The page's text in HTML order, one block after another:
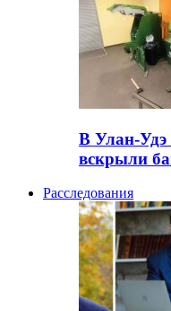
В Улан-Удэ
вскрыли
Расследования